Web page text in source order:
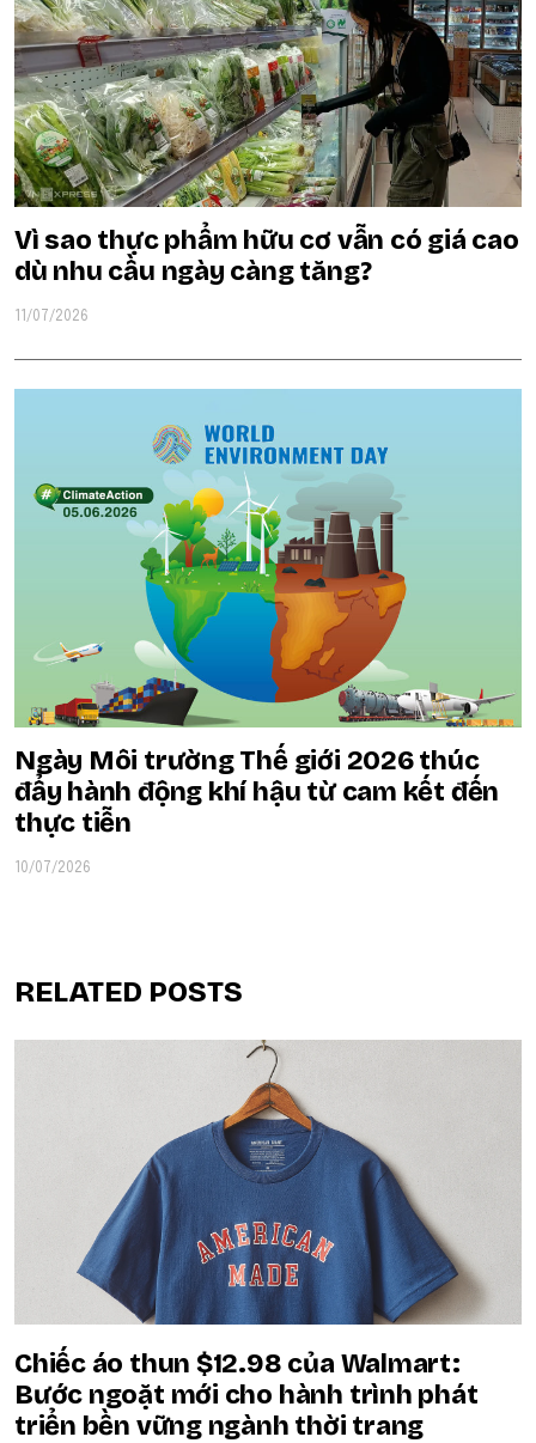
Vì sao thực phẩm hữu cơ vẫn có giá cao
dù nhu cầu ngày càng tăng?
11/07/2026
Ngày Môi trường Thế giới 2026 thúc
đẩy hành động khí hậu từ cam kết đến
thực tiễn
10/07/2026
RELATED POSTS
Chiếc áo thun $12.98 của Walmart:
Bước ngoặt mới cho hành trình phát
triển bền vững ngành thời trang